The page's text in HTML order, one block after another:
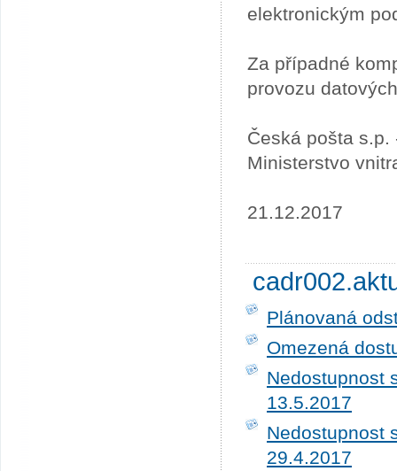
elektronickým
Za případné
provozu
Česká pošta s.p.
Ministerstvo
21.12.2017
Plánovaná
Omezená
Nedostupnost
13.5.2017
Nedostupnost
29.4.2017